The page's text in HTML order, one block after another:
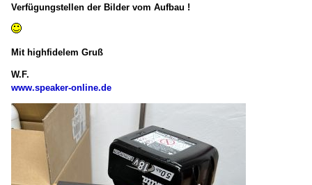
Verfügungstellen der Bilder vom Aufbau !
Mit highfidelem Gruß
W.F.
www.speaker-online.de